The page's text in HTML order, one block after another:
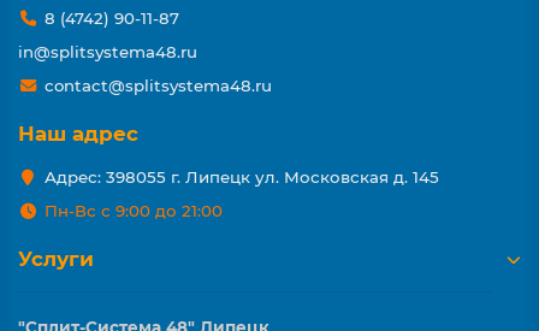
8 (4742) 90-11-87
in@splitsystema48.ru
contact@splitsystema48.ru
Наш адрес
Адрес: 398055 г. Липецк ул. Московская д. 145
Пн-Вс с 9:00 до 21:00
Услуги